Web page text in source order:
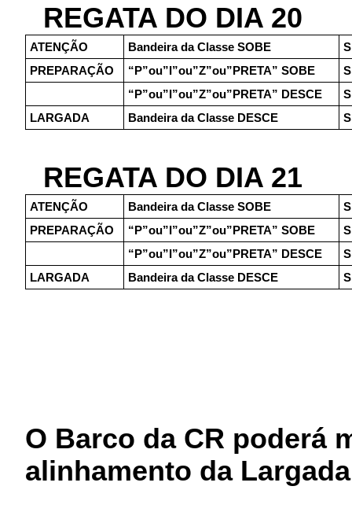
REGATA DO DIA 20
ATENÇÃO Bandeira da Classe SOBE
PREPARAÇÃO
“P”ou”I”ou”Z”ou”PRETA” SOBE
“P”ou”I”ou”Z”ou”PRETA” DESCE
LARGADA
Bandeira da Classe DESCE
REGATA DO DIA 21
ATENÇÃO Bandeira da Classe SOBE
PREPARAÇÃO
“P”ou”I”ou”Z”ou”PRETA” SOBE
“P”ou”I”ou”Z”ou”PRETA” DESCE
LARGADA
Bandeira da Classe DESCE
O Barco da CR poderá
alinhamento da